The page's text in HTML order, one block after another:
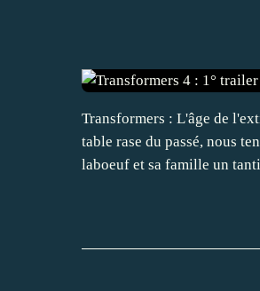
Transformers : L'âge de
table rase du passé, nous
laboeuf et sa famille un